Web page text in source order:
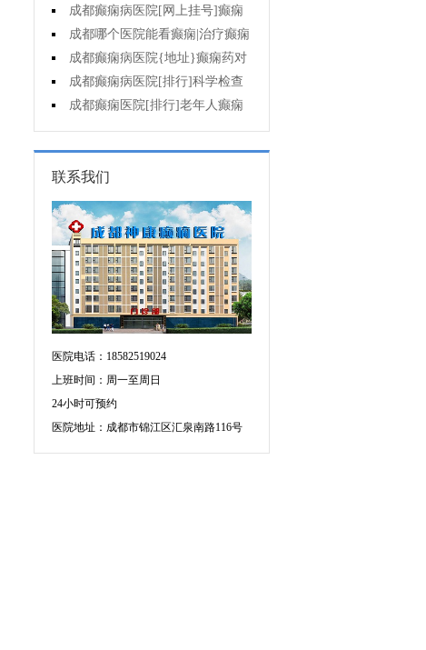
能治疗癫痫吗?
成都癫痫病医院[网上挂号]癫痫
护理的要点是什么?
成都哪个医院能看癫痫|治疗癫痫
有哪些误区?
成都癫痫病医院{地址}癫痫药对
孩子有伤害吗?
成都癫痫病医院[排行]科学检查
癫痫的重要性?
成都癫痫医院[排行]老年人癫痫
发作时应该怎么办?
联系我们
医院电话：18582519024
上班时间：周一至周日
24小时可预约
医院地址：成都市锦江区汇泉南路116号